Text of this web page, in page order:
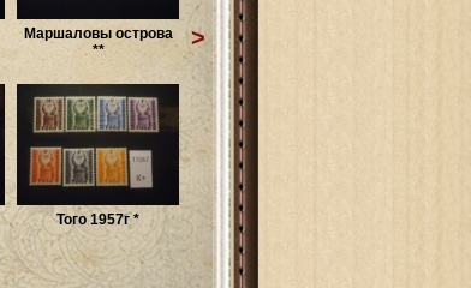
Маршаловы острова
**
Того 1957г *
>